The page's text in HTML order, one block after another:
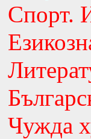
Спорт.
Чужда